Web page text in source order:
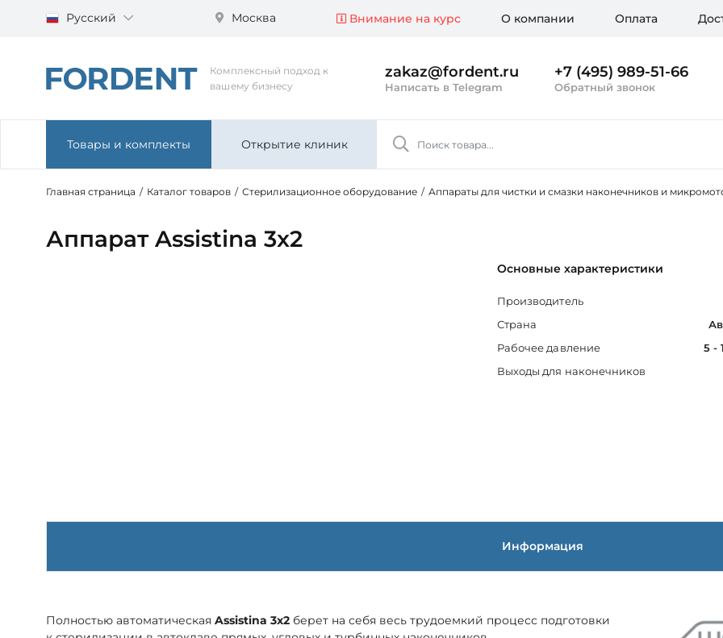
Русский Москва Внимание на курс О компании Оплата
Комплексный подход к
вашему бизнесу
zakaz@fordent.ru
Написать в Telegram
+7 (495) 989-51-66
Обратный звонок
Товары и комплекты Открытие клиник
Главная страница / Каталог товаров / Стерилизационное оборудование / Аппараты для чистки и смазки наконечников и
Аппарат Assistina 3x2
Основные характеристики
Производитель
Страна
Рабочее давление
5 -
Выходы для наконечников
Информация
Полностью автоматическая Assistina 3x2 берет на себя весь трудоемкий процесс подготовки